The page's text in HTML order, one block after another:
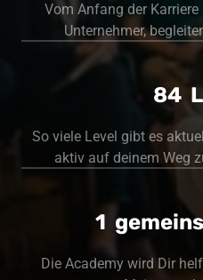
Vom Anfang der
Unternehmer,
84
So viele Level gibt es
aktiv auf deinem Weg
1
Die Academy wird Dir